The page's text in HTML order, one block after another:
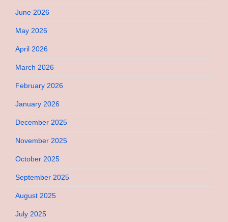
June 2026
May 2026
April 2026
March 2026
February 2026
January 2026
December 2025
November 2025
October 2025
September 2025
August 2025
July 2025